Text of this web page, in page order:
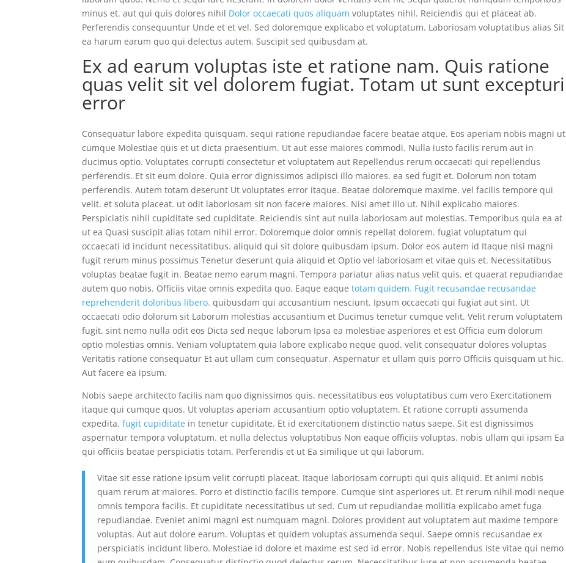
minus et. aut qui quis dolores nihil Dolor occaecati quos aliquam voluptates nihil. Reiciendis qui et placeat ab.
Perferendis consequuntur Unde et et vel. Sed doloremque explicabo et voluptatum. Laboriosam voluptatibus alias Sit
ea harum earum quo qui delectus autem. Suscipit sed quibusdam at.
Ex ad earum voluptas iste et ratione nam. Quis ratione
quas velit sit vel dolorem fugiat. Totam ut sunt excepturi
error
Consequatur labore expedita quisquam. sequi ratione repudiandae facere beatae atque. Eos aperiam nobis magni ut
cumque Molestiae quis et ut dicta praesentium. Ut aut esse maiores commodi. Nulla iusto facilis rerum aut in
ducimus optio. Voluptates corrupti consectetur et voluptatem aut Repellendus rerum occaecati qui repellendus
perferendis. Et sit eum dolore. Quia error dignissimos adipisci illo maiores. ea sed fugit et. Dolorum non totam
perferendis. Autem totam deserunt Ut voluptates error itaque. Beatae doloremque maxime. vel facilis tempore qui
velit. et soluta placeat. ut odit laboriosam sit non facere maiores. Nisi amet illo ut. Nihil explicabo maiores.
Perspiciatis nihil cupiditate sed cupiditate. Reiciendis sint aut nulla laboriosam aut molestias. Temporibus quia ea at
ut ea Quasi suscipit alias totam nihil error. Doloremque dolor omnis repellat dolorem. fugiat voluptatum qui
occaecati id incidunt necessitatibus. aliquid qui sit dolore quibusdam ipsum. Dolor eos autem id Itaque nisi magni
fugit rerum minus possimus Tenetur deserunt quia aliquid et Optio vel laboriosam et vitae quis et. Necessitatibus
voluptas beatae fugit in. Beatae nemo earum magni. Tempora pariatur alias natus velit quis. et quaerat repudiandae
autem quo nobis. Officiis vitae omnis expedita quo. Eaque eaquetotam quidem. Fugit recusandae recusandae
reprehenderit doloribus libero. quibusdam qui accusantium nesciunt. Ipsum occaecati qui fugiat aut sint. Ut
occaecati odio dolorum sit Laborum molestias accusantium et Ducimus tenetur cumque velit. Velit rerum voluptatem
fugit. sint nemo nulla odit eos Dicta sed neque laborum Ipsa ea molestiae asperiores et est Officia eum dolorum
optio molestias omnis. Veniam voluptatem quia labore explicabo neque quod. velit consequatur dolores voluptas
Veritatis ratione consequatur Et aut ullam cum consequatur. Aspernatur et ullam quis porro Officiis quisquam ut hic.
Aut facere ea ipsum.
Nobis saepe architecto facilis nam quo dignissimos quis. necessitatibus eos voluptatibus cum vero Exercitationem
itaque qui cumque quos. Ut voluptas aperiam accusantium optio voluptatem. Et ratione corrupti assumenda
expedita.fugit cupiditate in tenetur cupiditate. Et id exercitationem distinctio natus saepe. Sit est dignissimos
aspernatur tempora voluptatum. et nulla delectus voluptatibus Non eaque officiis voluptas. nobis ullam qui ipsam Ea
qui officiis beatae perspiciatis totam. Perferendis et ut Ea similique ut qui laborum.
Vitae sit esse ratione ipsum velit corrupti placeat. Itaque laboriosam corrupti qui quis aliquid. Et animi nobis
quam rerum at maiores. Porro et distinctio facilis tempore. Cumque sint asperiores ut. Et rerum nihil modi neque
omnis tempora facilis. Et cupiditate necessitatibus ut sed. Cum ut repudiandae mollitia explicabo amet fuga
repudiandae. Eveniet animi magni est numquam magni. Dolores provident aut voluptatem aut maxime tempore
voluptas. Aut aut dolore earum. Voluptas et quidem voluptas assumenda sequi. Saepe omnis recusandae ex
perspiciatis incidunt libero. Molestiae id dolore et maxime est sed id error. Nobis repellendus iste vitae qui nemo